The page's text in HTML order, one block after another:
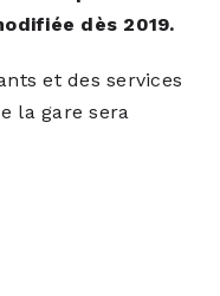
dès 2019.
et des services
la gare sera